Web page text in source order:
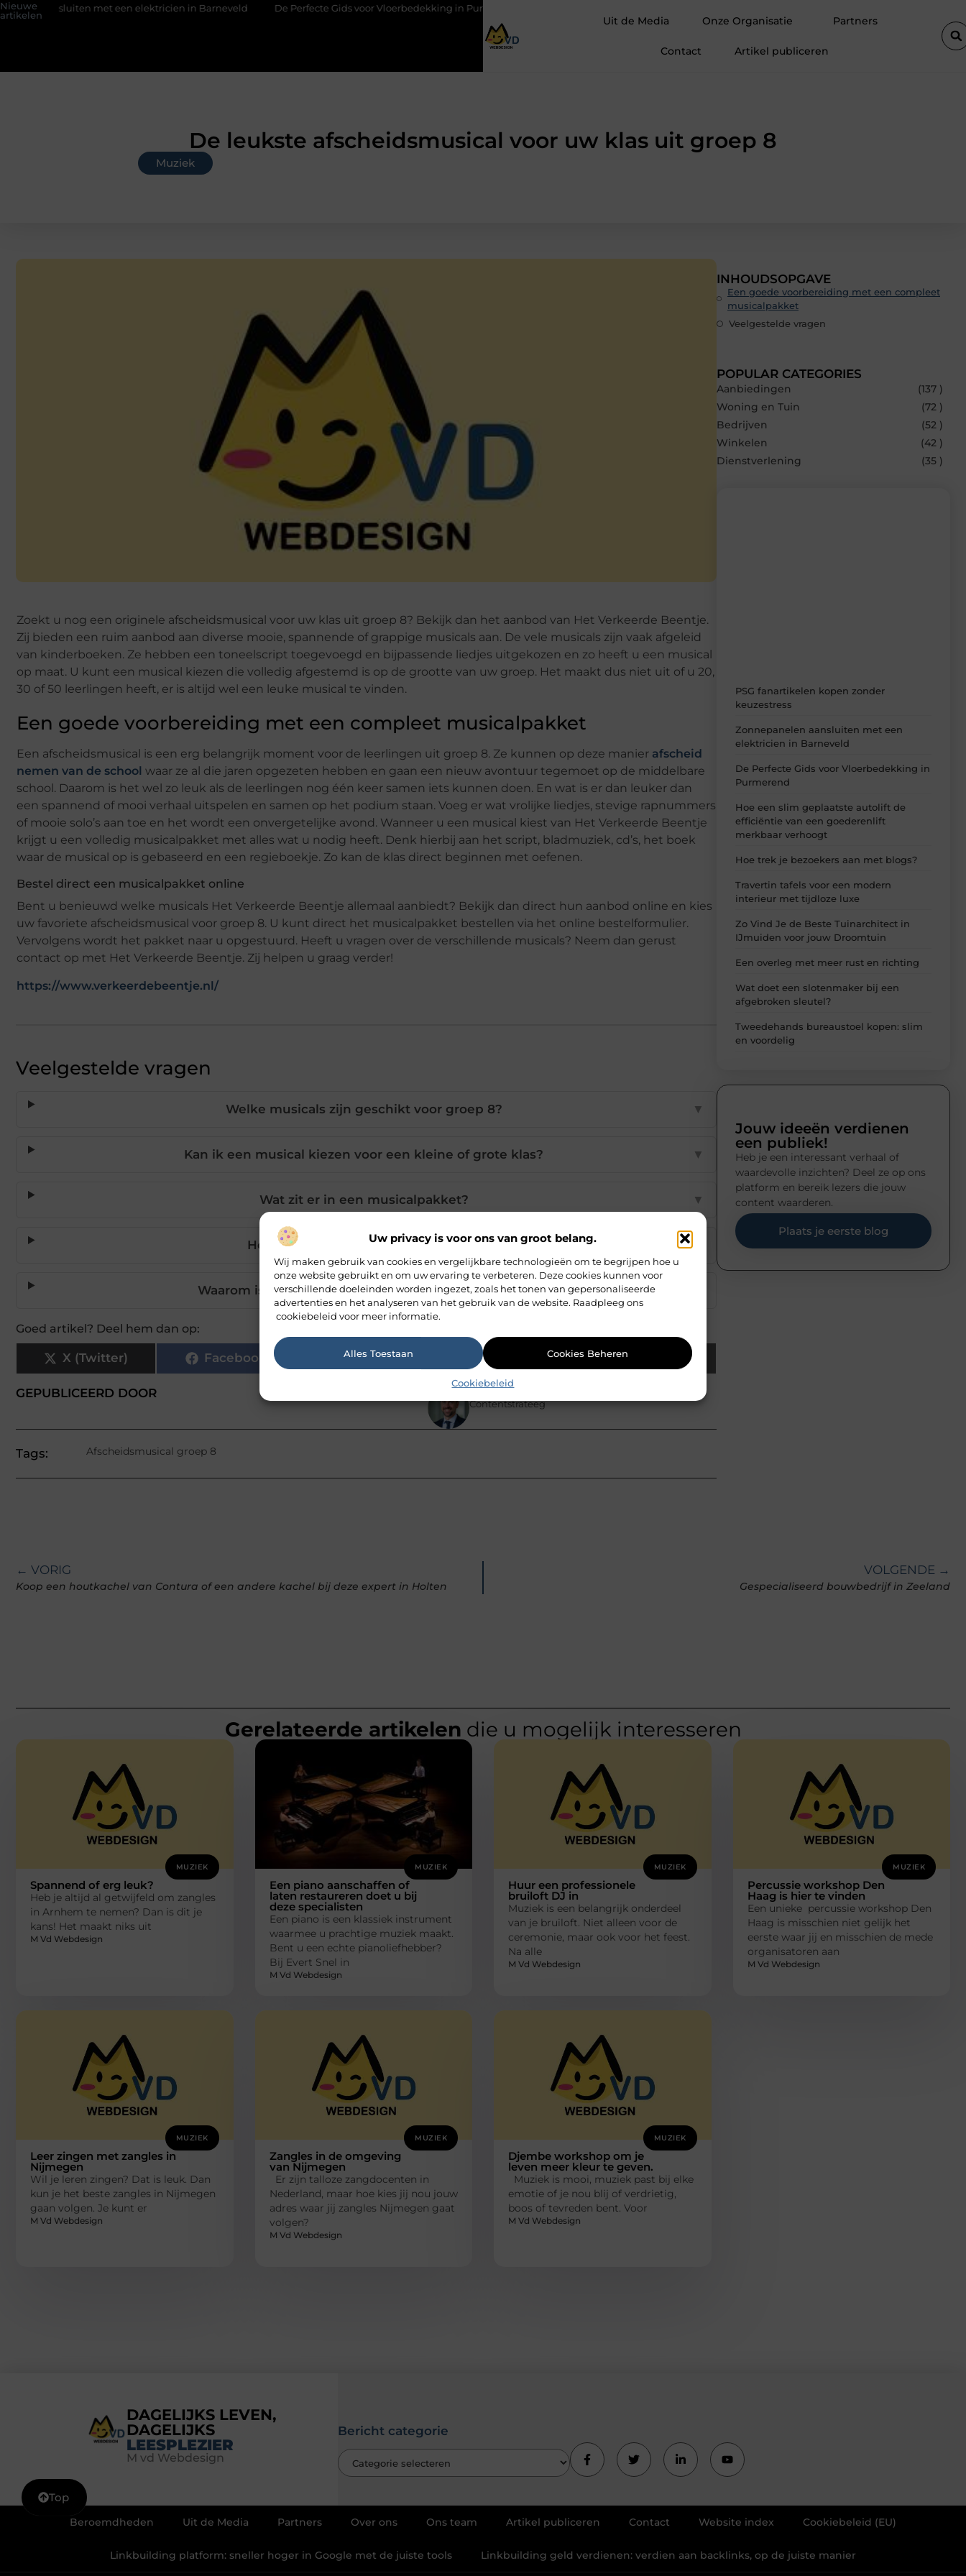
Uw privacy is voor ons van groot belang.
Wij maken gebruik van cookies en vergelijkbare technologieën om te begrijpen hoe u
onze website gebruikt en om uw ervaring te verbeteren. Deze cookies kunnen voor
verschillende doeleinden worden ingezet, zoals het tonen van gepersonaliseerde
advertenties en het analyseren van het gebruik van de website. Raadpleeg ons
cookiebeleid voor meer informatie.
Alles Toestaan Cookies Beheren
Cookiebeleid
Nieuwe
artikelen
met een elektricien in Barneveld De Perfecte Gids voor Vloerbedekking in Purmerend
Uit de Media Onze Organisatie Partners
Contact Artikel publiceren
Top
De leukste afscheidsmusical voor uw klas uit groep 8
Muziek
Zoekt u nog een originele afscheidsmusical voor uw klas uit groep 8? Bekijk dan het aanbod van Het Verkeerde Beentje.
Zij bieden een ruim aanbod aan diverse mooie, spannende of grappige musicals aan. De vele musicals zijn vaak afgeleid
van kinderboeken. Ze hebben een toneelscript toegevoegd en bijpassende liedjes uitgekozen en zo heeft u een musical
op maat. U kunt een musical kiezen die volledig afgestemd is op de grootte van uw groep. Het maakt dus niet uit of u 20,
30 of 50 leerlingen heeft, er is altijd wel een leuke musical te vinden.
Een goede voorbereiding met een compleet musicalpakket
Een afscheidsmusical is een erg belangrijk moment voor de leerlingen uit groep 8. Ze kunnen op deze manier afscheid
nemen van de school waar ze al die jaren opgezeten hebben en gaan een nieuw avontuur tegemoet op de middelbare
school. Daarom is het wel zo leuk als de leerlingen nog één keer samen iets kunnen doen. En wat is er dan leuker dan
een spannend of mooi verhaal uitspelen en samen op het podium staan. Voeg er wat vrolijke liedjes, stevige rapnummers
of mooie solo’s aan toe en het wordt een onvergetelijke avond. Wanneer u een musical kiest van Het Verkeerde Beentje
krijgt u een volledig musicalpakket met alles wat u nodig heeft. Denk hierbij aan het script, bladmuziek, cd’s, het boek
waar de musical op is gebaseerd en een regieboekje. Zo kan de klas direct beginnen met oefenen.
Bestel direct een musicalpakket online
Bent u benieuwd welke musicals Het Verkeerde Beentje allemaal aanbiedt? Bekijk dan direct hun aanbod online en kies
uw favoriete afscheidsmusical voor groep 8. U kunt direct het musicalpakket bestellen via het online bestelformulier.
Vervolgens wordt het pakket naar u opgestuurd. Heeft u vragen over de verschillende musicals? Neem dan gerust
contact op met Het Verkeerde Beentje. Zij helpen u graag verder!
https://www.verkeerdebeentje.nl/
Veelgestelde vragen
Welke musicals zijn geschikt voor groep 8? ▼
Kan ik een musical kiezen voor een kleine of grote klas? ▼
Wat zit er in een musicalpakket? ▼
Hoe bestel ik een afscheidsmusical? ▼
Waarom is een afscheidsmusical leuk voor groep 8?
Goed artikel? Deel hem dan op:
X (Twitter) Facebook Pinterest
GEPUBLICEERD DOOR Peters de Lang
Contentstrateeg
Tags: Afscheidsmusical groep 8
INHOUDSOPGAVE
Een goede voorbereiding met een compleet
musicalpakket
Veelgestelde vragen
POPULAR CATEGORIES
Aanbiedingen
(137 )
Woning en Tuin
(72 )
Bedrijven
(52 )
Winkelen
(42 )
Dienstverlening
(35 )
PSG fanartikelen kopen zonder
keuzestress
Zonnepanelen aansluiten met een
elektricien in Barneveld
De Perfecte Gids voor Vloerbedekking in
Purmerend
Hoe een slim geplaatste autolift de
efficiëntie van een goederenlift
merkbaar verhoogt
Hoe trek je bezoekers aan met blogs?
Travertin tafels voor een modern
interieur met tijdloze luxe
Zo Vind Je de Beste Tuinarchitect in
IJmuiden voor jouw Droomtuin
Een overleg met meer rust en richting
Wat doet een slotenmaker bij een
afgebroken sleutel?
Tweedehands bureaustoel kopen: slim
en voordelig
Jouw ideeën verdienen
een publiek!
Heb je een interessant verhaal of
waardevolle inzichten? Deel ze op ons
platform en bereik lezers die jouw
content waarderen.
Plaats je eerste blog
← VORIG
Koop een houtkachel van Contura of een andere kachel bij deze expert in Holten
VOLGENDE →
Gespecialiseerd bouwbedrijf in Zeeland
Gerelateerde artikelen die u mogelijk interesseren
MUZIEK
Spannend of erg leuk?
Heb je altijd al getwijfeld om zangles
in Arnhem te nemen? Dan is dit je
kans! Het maakt niks uit
M Vd Webdesign
MUZIEK
Een piano aanschaffen of
laten restaureren doet u bij
deze specialisten
Een piano is een klassiek instrument
waarmee u prachtige muziek maakt.
Bent u een echte pianoliefhebber?
Bij Evert Snel in
M Vd Webdesign
MUZIEK
Huur een professionele
bruiloft DJ in
Muziek is een belangrijk onderdeel
van je bruiloft. Niet alleen voor de
ceremonie, maar ook voor het feest.
Na alle
M Vd Webdesign
MUZIEK
Percussie workshop Den
Haag is hier te vinden
Een unieke percussie workshop Den
Haag is misschien niet gelijk het
eerste waar jij en misschien de mede
organisatoren aan
M Vd Webdesign
MUZIEK
Leer zingen met zangles in
Nijmegen
Wil je leren zingen? Dat is leuk. Dan
kun je het beste zangles in Nijmegen
gaan volgen. Je kunt er
M Vd Webdesign
MUZIEK
Zangles in de omgeving
van Nijmegen
Er zijn talloze zangdocenten in
Nederland, maar hoe kies jij nou jouw
adres waar jij zangles Nijmegen gaat
volgen?
M Vd Webdesign
MUZIEK
Djembe workshop om je
leven meer kleur te geven.
Muziek is mooi, muziek past bij elke
emotie of je nou blij of verdrietig,
boos of tevreden bent. Voor
M Vd Webdesign
DAGELIJKS LEVEN,
DAGELIJKS
LEESPLEZIER
M vd Webdesign
Bericht categorie
Beroemdheden Uit de Media Partners Over ons Ons team Artikel publiceren Contact Website index Cookiebeleid (EU)
Linkbuilding platform: sneller hoger in Google met de juiste tools Linkbuilding geld verdienen: verdien aan backlinks, op de juiste manier